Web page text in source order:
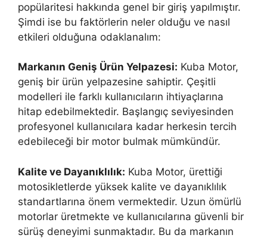
popülaritesi hakkında genel bir giriş yapılmıştır.
Şimdi ise bu faktörlerin neler olduğu ve nasıl
etkileri olduğuna odaklanalım:
Markanın Geniş Ürün Yelpazesi: Kuba Motor,
geniş bir ürün yelpazesine sahiptir. Çeşitli
modelleri ile farklı kullanıcıların ihtiyaçlarına
hitap edebilmektedir. Başlangıç seviyesinden
profesyonel kullanıcılara kadar herkesin tercih
edebileceği bir motor bulmak mümkündür.
Kalite ve Dayanıklılık: Kuba Motor, ürettiği
motosikletlerde yüksek kalite ve dayanıklılık
standartlarına önem vermektedir. Uzun ömürlü
motorlar üretmekte ve kullanıcılarına güvenli bir
sürüş deneyimi sunmaktadır. Bu da markanın